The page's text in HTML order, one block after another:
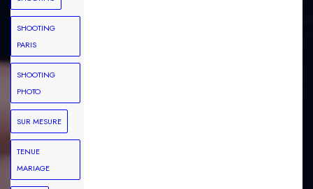
SHOOTING
PARIS
SHOOTING
PHOTO
SUR MESURE
TENUE
MARIAGE